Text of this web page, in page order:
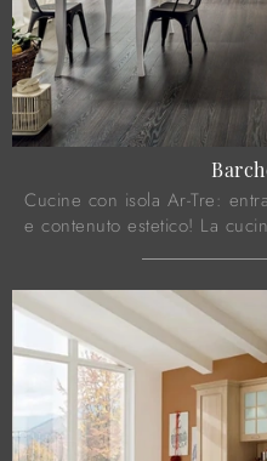
Cucine con isola Ar-Tre:
e contenuto estetico! La